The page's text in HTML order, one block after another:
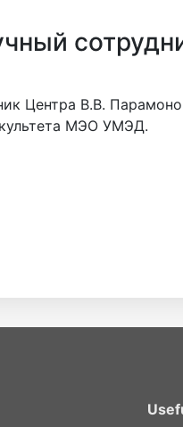
Центра В.В.
МЭО УМЭД.